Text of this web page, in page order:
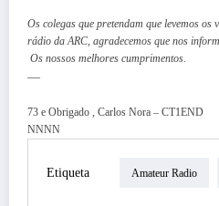
Os colegas que pretendam que levemos
rádio da ARC, agradecemos que nos
​Os nossos melhores cumprimentos.
—
73 e Obrigado , Carlos Nora – CT1END
NNNN
Etiqueta Amateur Radio